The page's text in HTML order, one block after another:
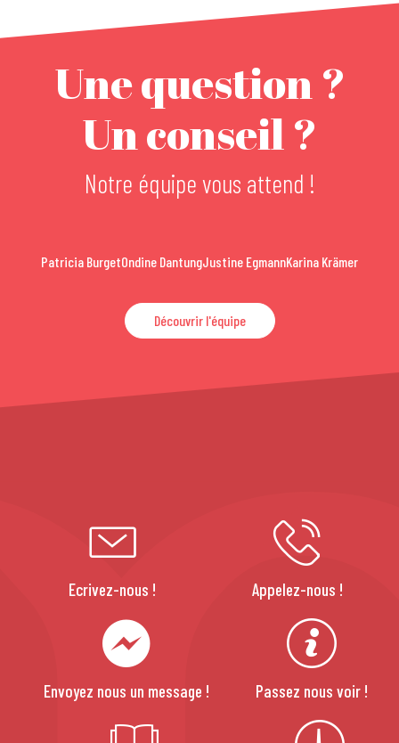
Une question ?
Un conseil ?
Notre équipe vous attend !
Patricia BurgetOndine DantungJustine EgmannKarina Krämer
Découvrir l'équipe
Ecrivez-nous ! Appelez-nous !
Envoyez nous un message ! Passez nous voir !